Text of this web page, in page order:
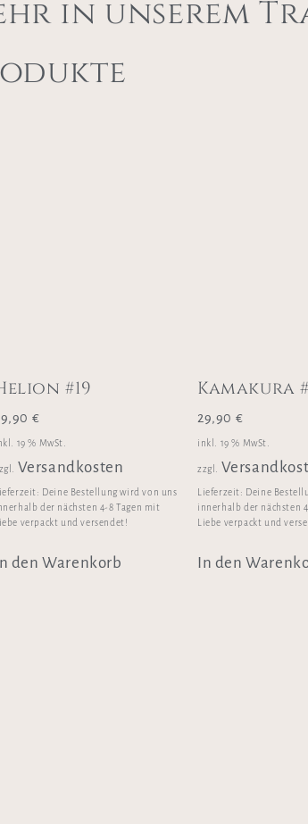
in unserem
#19
€
19 % MwSt.
Versandkosten
Deine Bestellung wird von uns
der nächsten 4-8 Tagen mit
verpackt und versendet!
In den Warenkorb
Kamakura
29,90 €
inkl. 19 % MwSt.
zzgl.
Lieferzeit: Deine
innerhalb der nächsten
Liebe verpackt und
In den